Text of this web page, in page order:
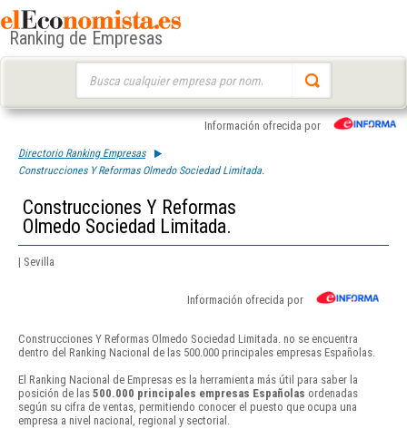
Ranking de Empresas
Información ofrecida por
Directorio Ranking Empresas
Construcciones Y Reformas Olmedo Sociedad Limitada.
Construcciones Y Reformas
Olmedo Sociedad Limitada.
| Sevilla
Información ofrecida por
Construcciones Y Reformas Olmedo Sociedad Limitada. no se encuentra
dentro del Ranking Nacional de las 500.000 principales empresas Españolas.
El Ranking Nacional de Empresas es la herramienta más útil para saber la
posición de las 500.000 principales empresas Españolas ordenadas
según su cifra de ventas, permitiendo conocer el puesto que ocupa una
empresa a nivel nacional, regional y sectorial.